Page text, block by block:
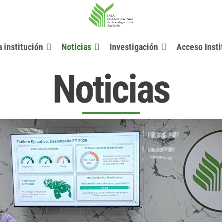
institución Noticias Investigación Acceso
Noticias